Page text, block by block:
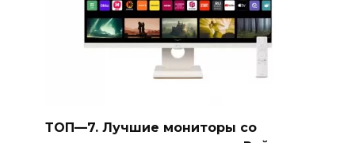
ТОП—7. Лучшие мониторы со